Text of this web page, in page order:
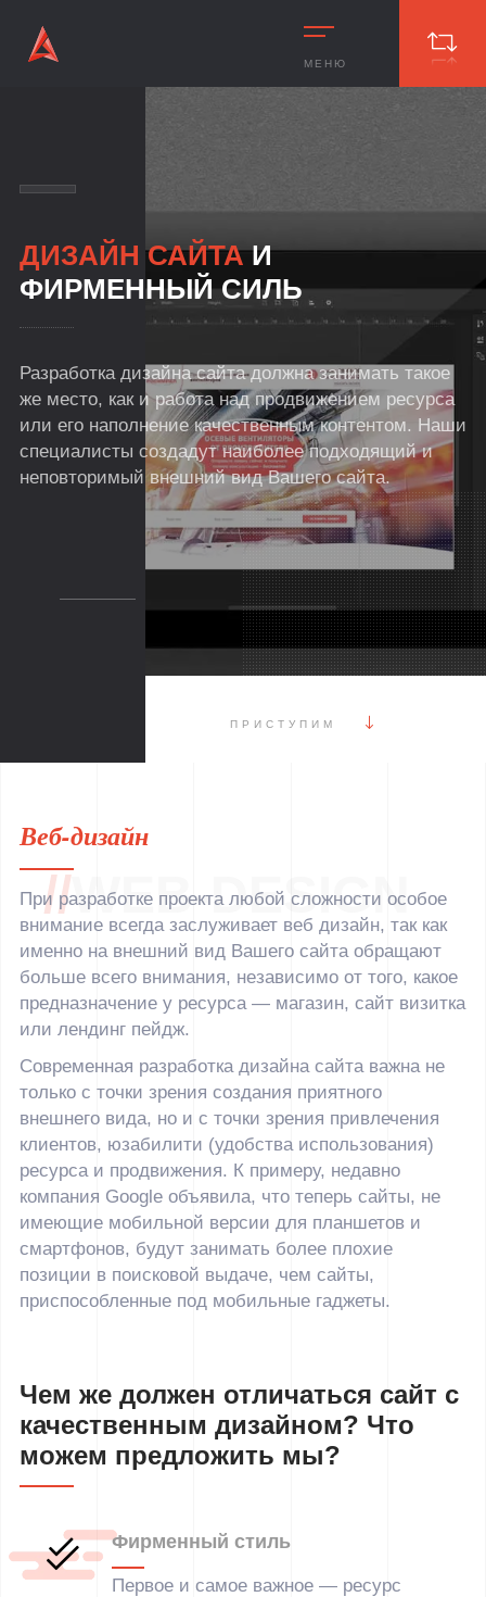
МЕНЮ
ДИЗАЙН САЙТАИ
ФИРМЕННЫЙ СИЛЬ
Разработка дизайна сайта должна занимать такое
же место, как и работа над продвижением ресурса
или его наполнение качественным контентом. Наши
специалисты создадут наиболее подходящий и
неповторимый внешний вид Вашего сайта.
ПРИСТУПИМ
//WEB-DESIGN
Веб-дизайн
При разработке проекта любой сложности особое
внимание всегда заслуживает веб дизайн, так как
именно на внешний вид Вашего сайта обращают
больше всего внимания, независимо от того, какое
предназначение у ресурса — магазин, сайт визитка
или лендинг пейдж.
Современная разработка дизайна сайта важна не
только с точки зрения создания приятного
внешнего вида, но и с точки зрения привлечения
клиентов, юзабилити (удобства использования)
ресурса и продвижения. К примеру, недавно
компания Google объявила, что теперь сайты, не
имеющие мобильной версии для планшетов и
смартфонов, будут занимать более плохие
позиции в поисковой выдаче, чем сайты,
приспособленные под мобильные гаджеты.
Чем же должен отличаться сайт с
качественным дизайном? Что
можем предложить мы?
Фирменный стиль
Первое и самое важное — ресурс